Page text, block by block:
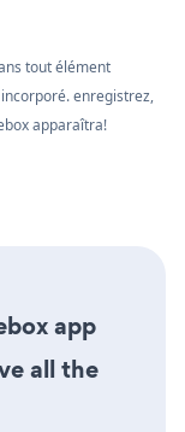
tout élément
enregistrez,
apparaîtra!
app
all the